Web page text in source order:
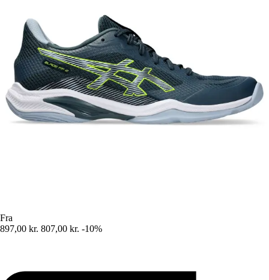
Fra
897,00 kr. 807,00 kr. -10%